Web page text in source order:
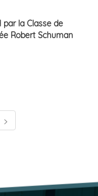
par la Classe de
Robert Schuman
>